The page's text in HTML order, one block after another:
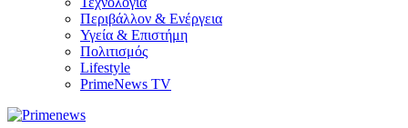
Περιβάλλον & Ενέργεια
Υγεία & Επιστήμη
Πολιτισμός
Lifestyle
PrimeNews TV